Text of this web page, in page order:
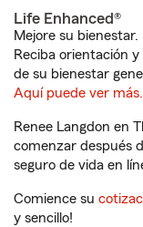
Life Enhanced®
Mejore su bienestar.
Reciba orientación
de su bienestar
Aquí puede ver más.
Renee Langdon en
comenzar después
seguro de vida en
Comience su
y sencillo!